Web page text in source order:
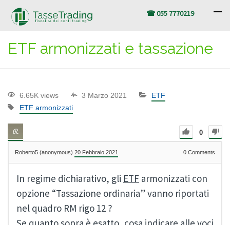
☎ 055 7770219
ETF armonizzati e tassazione
6.65K views 3 Marzo 2021
ETF
ETF armonizzati
0
Roberto5 (anonymous) 20 Febbraio 2021 0 Comments
In regime dichiarativo, gli ETF armonizzati con
opzione “Tassazione ordinaria” vanno riportati
nel quadro RM rigo 12 ?